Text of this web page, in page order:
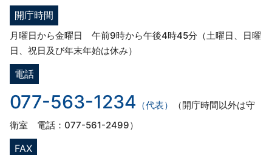
開庁時間
月曜日から金曜日 午前9時から午後4時45分（土曜日、日曜
日、祝日及び年末年始は休み）
電話
077-563-1234 （代表）
（開庁時間以外は守
衛室 電話：077-561-2499）
FAX